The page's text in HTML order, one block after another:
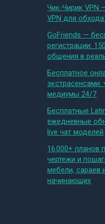
Чик-Чирик VPN
VPN для
GoFriends —
регистрации:
общения в
Бесплатное
экстрасенсами:
медиумы 24/7
Бесплатные
ежедневные
live чат моделей
16 000+ планов
чертежи и
мебели, сараев
начинающих